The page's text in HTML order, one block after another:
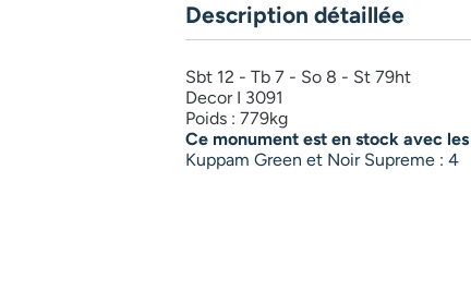
Description détaillée
Sbt 12 - Tb 7 - So 8 - St 79ht
Decor I 3091
Poids : 779kg
Ce monument est en stock avec
Kuppam Green et Noir Supreme : 4